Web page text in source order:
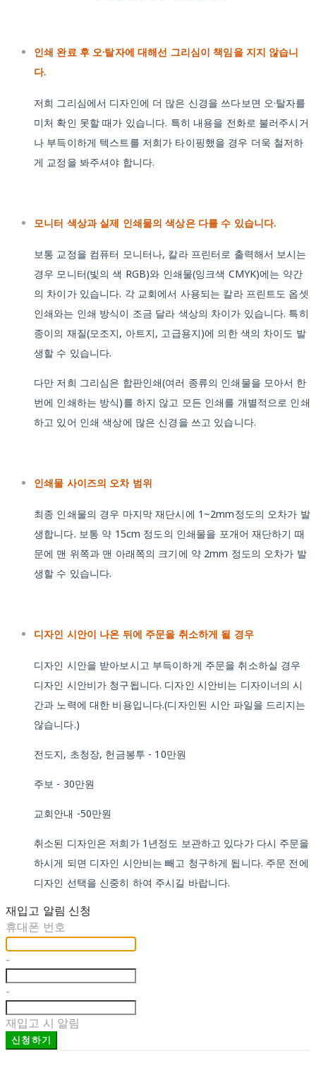
인쇄 완료 후 오·탈자에 대해선 그리심이 책임을 지지 않습니
다.
저희 그리심에서 디자인에 더 많은 신경을 쓰다보면 오·탈자를
미처 확인 못할 때가 있습니다. 특히 내용을 전화로 불러주시거
나 부득이하게 텍스트를 저희가 타이핑했을 경우 더욱 철저하
게 교정을 봐주셔야 합니다.
모니터 색상과 실제 인쇄물의 색상은 다를 수 있습니다.
보통 교정을 컴퓨터 모니터나, 칼라 프린터로 출력해서 보시는
경우 모니터(빛의 색 RGB)와 인쇄물(잉크색 CMYK)에는 약간
의 차이가 있습니다. 각 교회에서 사용되는 칼라 프린트도 옵셋
인쇄와는 인쇄 방식이 조금 달라 색상의 차이가 있습니다. 특히
종이의 재질(모조지, 아트지, 고급용지)에 의한 색의 차이도 발
생할 수 있습니다.
다만 저희 그리심은 합판인쇄(여러 종류의 인쇄물을 모아서 한
번에 인쇄하는 방식)를 하지 않고 모든 인쇄를 개별적으로 인쇄
하고 있어 인쇄 색상에 많은 신경을 쓰고 있습니다.
인쇄물 사이즈의 오차 범위
최종 인쇄물의 경우 마지막 재단시에 1~2mm정도의 오차가 발
생합니다. 보통 약 15cm 정도의 인쇄물을 포개어 재단하기 때
문에 맨 위쪽과 맨 아래쪽의 크기에 약 2mm 정도의 오차가 발
생할 수 있습니다.
디자인 시안이 나온 뒤에 주문을 취소하게 될 경우
디자인 시안을 받아보시고 부득이하게 주문을 취소하실 경우
디자인 시안비가 청구됩니다. 디자인 시안비는 디자이너의 시
간과 노력에 대한 비용입니다.(디자인된 시안 파일을 드리지는
않습니다.)
전도지, 초청장, 헌금봉투 - 10만원
주보 - 30만원
교회안내 -50만원
취소된 디자인은 저희가 1년정도 보관하고 있다가 다시 주문을
하시게 되면 디자인 시안비는 빼고 청구하게 됩니다. 주문 전에
디자인 선택을 신중히 하여 주시길 바랍니다.
재입고 알림 신청
휴대폰 번호
-
-
재입고 시 알림
신청하기